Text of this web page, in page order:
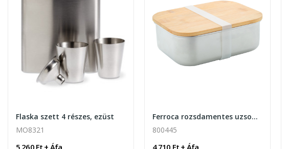
Flaska szett 4 részes, ezüst
MO8321
5 260 Ft + Áfa
Ferroca rozsdamentes uzsonnás doboz 800ml , ezüst
800445
4 710 Ft + Áfa